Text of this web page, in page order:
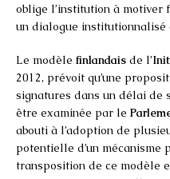
oblige l’institution à motiver
un dialogue institutionnalisé
Le modèle finlandais de l’
2012, prévoit qu’une
signatures dans un délai de
être examinée par le
abouti à l’adoption de
potentielle d’un
transposition de ce modèle